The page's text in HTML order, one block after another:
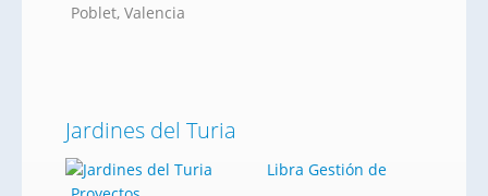
Poblet, Valencia
Jardines del Turia
Libra Gestión de